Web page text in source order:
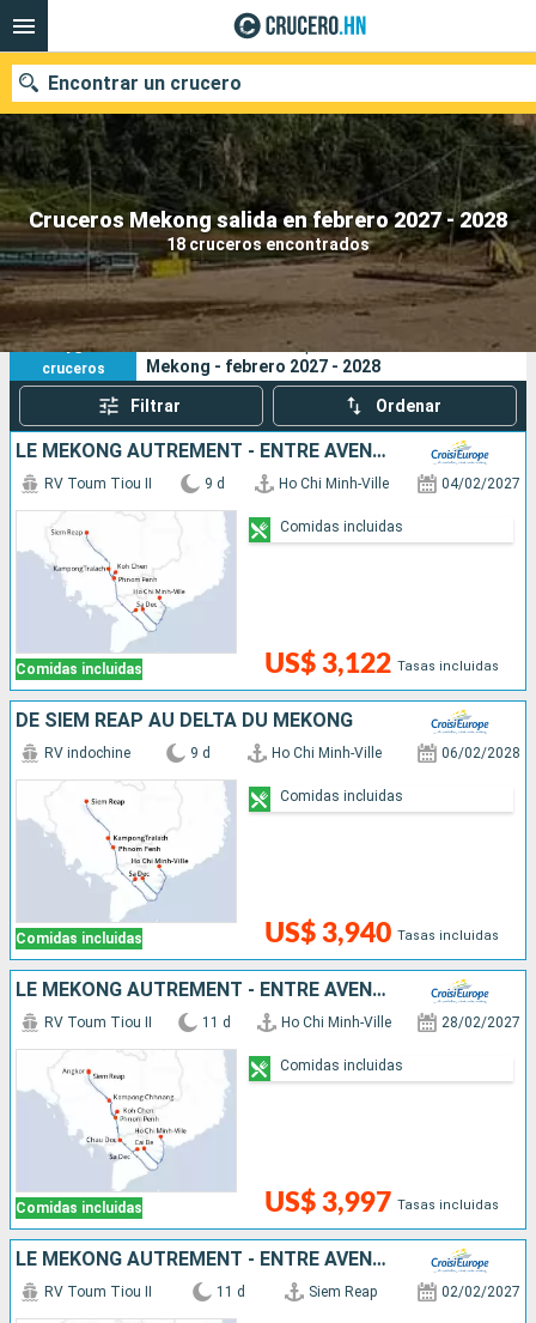
Cruceros Mekong salida en febrero 2027 - 2028
18 cruceros encontrados
Encontrar un crucero
Nuestros destinos
Fecha de salida
Puertos Compañías
Buscar
18
cruceros
Sus criterios de búsqueda:
Mekong - febrero 2027 - 2028
Filtrar Ordenar
LE MÉKONG AUTREMENT - ENTRE AVENTURE ET SITES INCONTOURNABLES
Comidas incluidas
RV Toum Tiou II 9 d Ho Chi Minh-Ville 04/02/2027
US$ 3,122 Tasas incluidas
Comidas incluidas
DE SIEM REAP AU DELTA DU MÉKONG
Comidas incluidas
RV indochine 9 d Ho Chi Minh-Ville 06/02/2028
US$ 3,940 Tasas incluidas
Comidas incluidas
LE MÉKONG AUTREMENT - ENTRE AVENTURE ET SITES INCONTOURNABLES
Comidas incluidas
RV Toum Tiou II 11 d Ho Chi Minh-Ville 28/02/2027
US$ 3,997 Tasas incluidas
Comidas incluidas
LE MÉKONG AUTREMENT - ENTRE AVENTURE ET SITES INCONTOURNABLES
RV Toum Tiou II 11 d Siem Reap 02/02/2027